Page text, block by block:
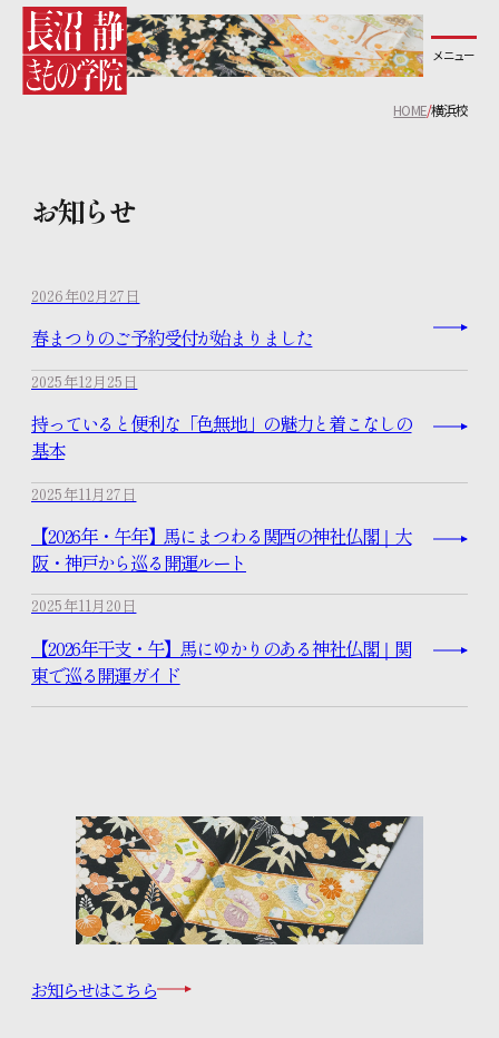
長沼静きもの学院について
教室一覧
講師紹介
生徒の声
よくあるご質問
きものお役立ちコラム
入学のお申し込み
資料請求はこちら
メニュー
HOME 横浜校
お知らせ
2026年02月27日
春まつりのご予約受付が始まりました
2025年12月25日
持っていると便利な「色無地」の魅力と着こなしの
基本
2025年11月27日
【2026年・午年】馬にまつわる関西の神社仏閣｜大
阪・神戸から巡る開運ルート
2025年11月20日
【2026年干支・午】馬にゆかりのある神社仏閣｜関
東で巡る開運ガイド
お知らせはこちら